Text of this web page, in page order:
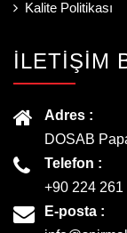
Kalite Politikası
İLETİŞİM
Adres :
DOSAB
Telefon :
+90 224 261
E-posta :